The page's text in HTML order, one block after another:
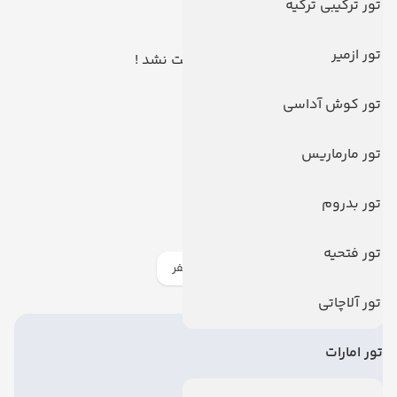
تور ترکیبی ترکیه
تور ازمیر
تور کوش آداسی
تور مارماریس
تور بدروم
تور فتحیه
تور آلاچاتی
تور امارات
هیچ توری یافت نشد !
‌اطلاعات سفر
راهنمای سفر